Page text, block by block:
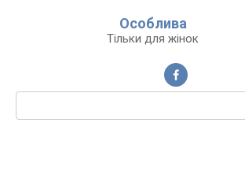
Особлива
Тільки для жінок
Пошук: